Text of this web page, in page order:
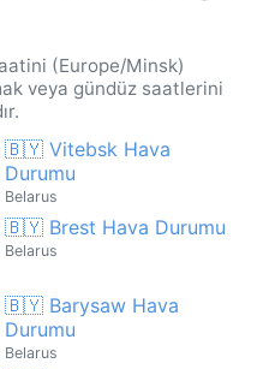
(Europe/Minsk)
veya gündüz saatlerini
🇧🇾 Vitebsk Hava
Durumu
Belarus
🇧🇾 Brest Hava Durumu
Belarus
🇧🇾 Barysaw Hava
Durumu
Belarus